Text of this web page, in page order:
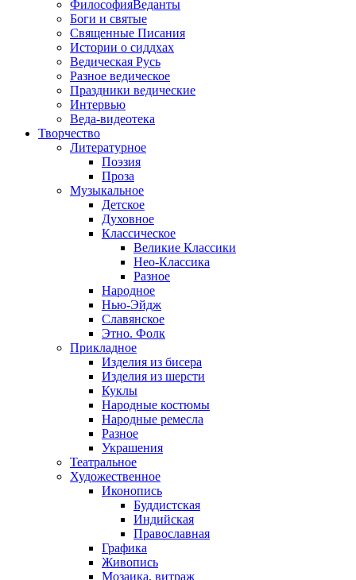
ФилософияВеданты
Боги и святые
Священные Писания
Истории о сиддхах
Ведическая Русь
Разное ведическое
Праздники ведические
Интервью
Веда-видеотека
Творчество
Литературное
Поэзия
Проза
Музыкальное
Детское
Духовное
Классическое
Великие Классики
Нео-Классика
Разное
Народное
Нью-Эйдж
Славянское
Этно. Фолк
Прикладное
Изделия из бисера
Изделия из шерсти
Куклы
Народные костюмы
Народные ремесла
Разное
Украшения
Театральное
Художественное
Иконопись
Буддистская
Индийская
Православная
Графика
Живопись
Мозаика, витраж